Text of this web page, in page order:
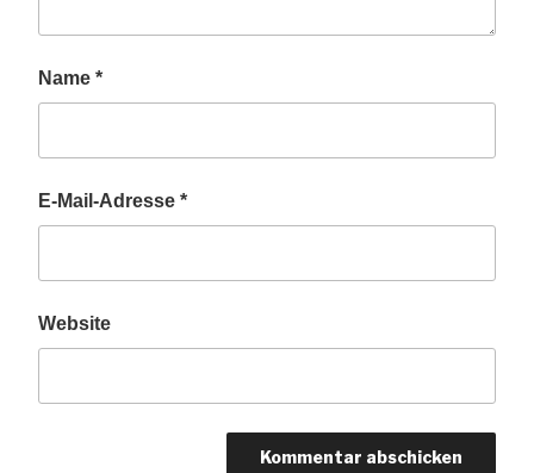
Name *
E-Mail-Adresse *
Website